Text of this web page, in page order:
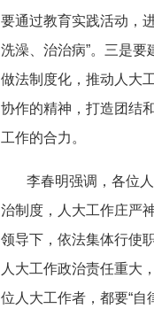
要通过教育实践活动，
洗澡、治治病”。三是
做法制度化，推动人大
协作的精神，打造团结
工作的合力。
李春明强调，各位
治制度，人大工作庄严
领导下，依法集体行使
人大工作政治责任重大
位人大工作者，都要“